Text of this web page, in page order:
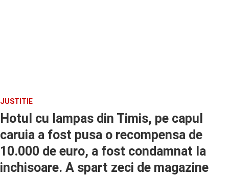
JUSTITIE
Hotul cu lampas din Timis, pe capul
caruia a fost pusa o recompensa de
10.000 de euro, a fost condamnat la
inchisoare. A spart zeci de magazine